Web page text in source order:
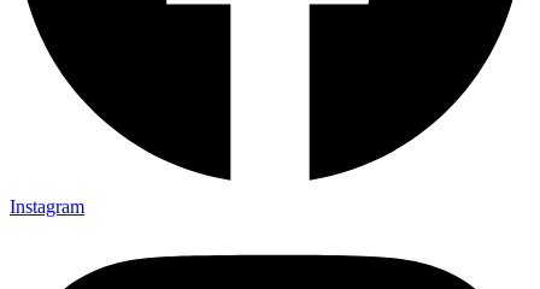
Instagram